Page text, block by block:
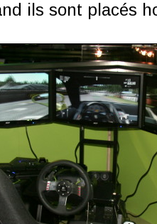
ils sont placés